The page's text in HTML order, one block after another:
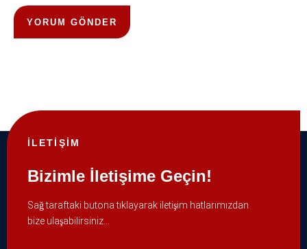
İLETİŞİM
Bizimle İletişime Geçin!
Sağ taraftaki butona tıklayarak iletişim hatlarımızdan
bize ulaşabilirsiniz…